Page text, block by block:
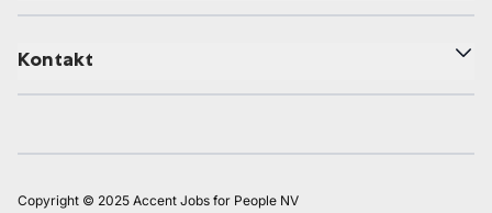
Kontakt
Copyright © 2025 Accent Jobs for People NV